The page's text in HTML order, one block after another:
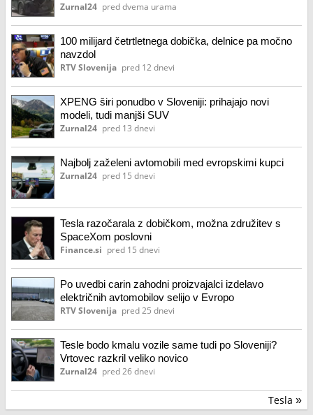
Zurnal24 pred dvema urama
100 milijard četrtletnega dobička, delnice pa močno
navzdol
RTV Slovenija pred 12 dnevi
XPENG širi ponudbo v Sloveniji: prihajajo novi
modeli, tudi manjši SUV
Zurnal24 pred 13 dnevi
Najbolj zaželeni avtomobili med evropskimi kupci
Zurnal24 pred 15 dnevi
Tesla razočarala z dobičkom, možna združitev s
SpaceXom poslovni
Finance.si pred 15 dnevi
Po uvedbi carin zahodni proizvajalci izdelavo
električnih avtomobilov selijo v Evropo
RTV Slovenija pred 25 dnevi
Tesle bodo kmalu vozile same tudi po Sloveniji?
Vrtovec razkril veliko novico
Zurnal24 pred 26 dnevi
Tesla »